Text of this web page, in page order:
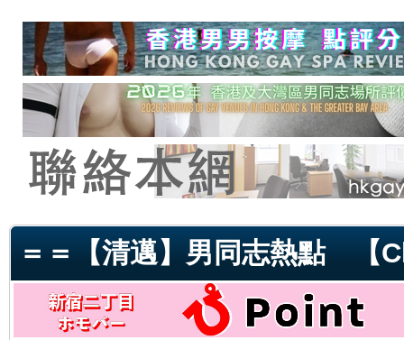
＝＝【清邁】男同志熱點 【